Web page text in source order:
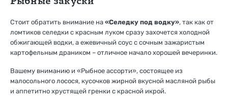
Стоит обратить внимание на «Селедку под водку», так как от
ломтиков селедки с красным луком сразу захочется холодной
обжигающей водки, а ежевичный соус с сочным зажаристым
картофельным драником – отличное начало хорошей вечеринки.
Вашему вниманию и «Рыбное ассорти», состоящее из
малосольного лосося, кусочков жирной вкусной масляной рыбы
и аппетитно хрустящей гренки с красной икрой.